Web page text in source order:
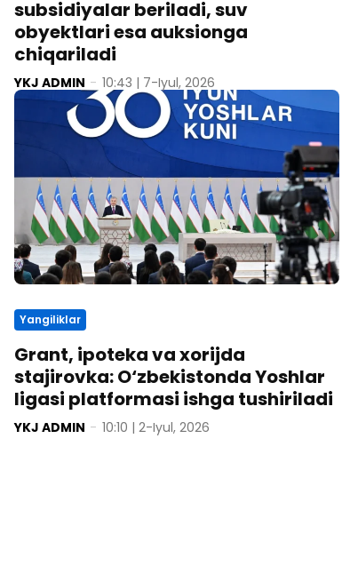
subsidiyalar beriladi, suv
obyektlari esa auksionga
chiqariladi
YKJ ADMIN - 10:43 | 7-Iyul, 2026
Yangiliklar
Grant, ipoteka va xorijda
stajirovka: O‘zbekistonda Yoshlar
ligasi platformasi ishga tushiriladi
YKJ ADMIN - 10:10 | 2-Iyul, 2026